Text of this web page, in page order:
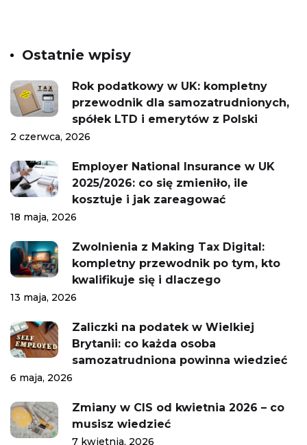
Ostatnie wpisy
Rok podatkowy w UK: kompletny
przewodnik dla samozatrudnionych,
spółek LTD i emerytów z Polski
2 czerwca, 2026
Employer National Insurance w UK
2025/2026: co się zmieniło, ile
kosztuje i jak zareagować
18 maja, 2026
Zwolnienia z Making Tax Digital:
kompletny przewodnik po tym, kto
kwalifikuje się i dlaczego
13 maja, 2026
Zaliczki na podatek w Wielkiej
Brytanii: co każda osoba
samozatrudniona powinna wiedzieć
6 maja, 2026
Zmiany w CIS od kwietnia 2026 – co
musisz wiedzieć
7 kwietnia, 2026